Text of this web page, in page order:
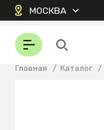
МОСКВА
Главная / Каталог /